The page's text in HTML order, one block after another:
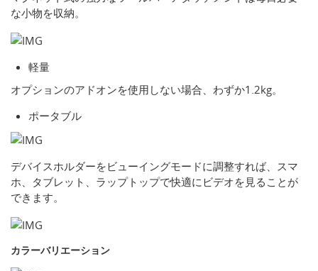
な小物を収納。
軽量
オプションのアドオンを使用しない場合、わずか1.2kg。
ポータブル
デバイスホルダーをビューイングモードに調整すれば、スマ
ホ、タブレット、ラップトップで快適にビデオを見ることが
できます。
カラーバリエーション